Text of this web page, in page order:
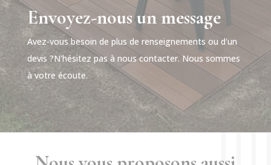
Envoyez-nous un message
Avez-vous besoin de plus de renseignements ou d'un
devis ?N'hésitez pas à nous contacter. Nous sommes
à votre écoute.